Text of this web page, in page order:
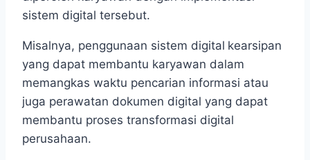
sistem digital tersebut.
Misalnya, penggunaan sistem digital kearsipan
yang dapat membantu karyawan dalam
memangkas waktu pencarian informasi atau
juga perawatan dokumen digital yang dapat
membantu proses transformasi digital
perusahaan.